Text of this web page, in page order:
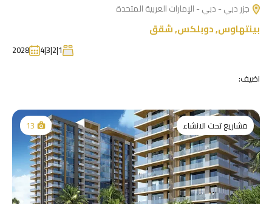
جزر دبي - دبي - الإمارات العربية المتحدة
بينتهاوس,دوبلكس,شقق
1|2|3|4
2028
اضيف:
مشاريع تحت الانشاء 13